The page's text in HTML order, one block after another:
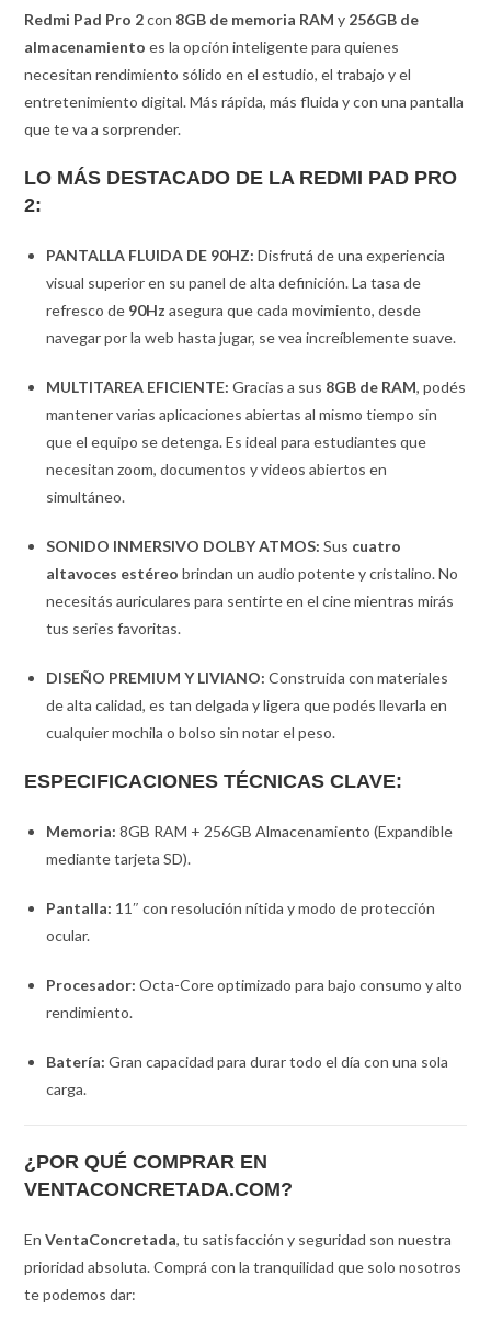
Redmi Pad Pro 2con 8GB de memoria RAM y 256GB de
almacenamiento es la opción inteligente para quienes
necesitan rendimiento sólido en el estudio, el trabajo y el
entretenimiento digital. Más rápida, más fluida y con una pantalla
que te va a sorprender.
LO MÁS DESTACADO DE LA REDMI PAD PRO
2:
PANTALLA FLUIDA DE 90HZ: Disfrutá de una experiencia
visual superior en su panel de alta definición. La tasa de
refresco de 90Hz asegura que cada movimiento, desde
navegar por la web hasta jugar, se vea increíblemente suave.
MULTITAREA EFICIENTE: Gracias a sus 8GB de RAM, podés
mantener varias aplicaciones abiertas al mismo tiempo sin
que el equipo se detenga. Es ideal para estudiantes que
necesitan zoom, documentos y videos abiertos en
simultáneo.
SONIDO INMERSIVO DOLBY ATMOS: Sus cuatro
altavoces estéreo brindan un audio potente y cristalino. No
necesitás auriculares para sentirte en el cine mientras mirás
tus series favoritas.
DISEÑO PREMIUM Y LIVIANO: Construida con materiales
de alta calidad, es tan delgada y ligera que podés llevarla en
cualquier mochila o bolso sin notar el peso.
ESPECIFICACIONES TÉCNICAS CLAVE:
Memoria: 8GB RAM + 256GB Almacenamiento (Expandible
mediante tarjeta SD).
Pantalla: 11″ con resolución nítida y modo de protección
ocular.
Procesador: Octa-Core optimizado para bajo consumo y alto
rendimiento.
Batería: Gran capacidad para durar todo el día con una sola
carga.
¿POR QUÉ COMPRAR EN
VENTACONCRETADA.COM?
EnVentaConcretada, tu satisfacción y seguridad son nuestra
prioridad absoluta. Comprá con la tranquilidad que solo nosotros
te podemos dar: